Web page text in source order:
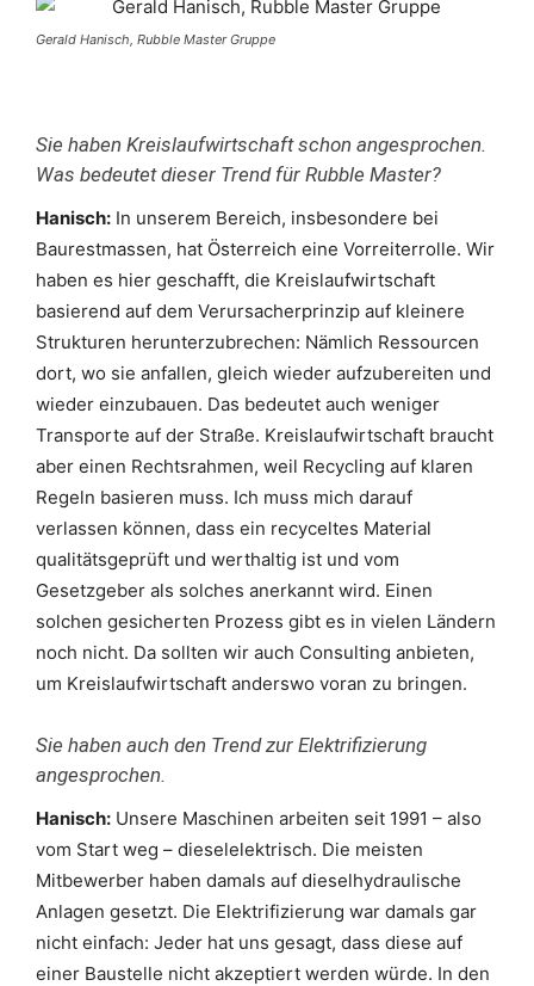
Gerald Hanisch, Rubble Master Gruppe
Sie haben Kreislaufwirtschaft schon angesprochen.
Was bedeutet dieser Trend für Rubble Master?
Hanisch: In unserem Bereich, insbesondere bei
Baurestmassen, hat Österreich eine Vorreiterrolle. Wir
haben es hier geschafft, die Kreislaufwirtschaft
basierend auf dem Verursacherprinzip auf kleinere
Strukturen herunterzubrechen: Nämlich Ressourcen
dort, wo sie anfallen, gleich wieder aufzubereiten und
wieder einzubauen. Das bedeutet auch weniger
Transporte auf der Straße. Kreislaufwirtschaft braucht
aber einen Rechtsrahmen, weil Recycling auf klaren
Regeln basieren muss. Ich muss mich darauf
verlassen können, dass ein recyceltes Material
qualitätsgeprüft und werthaltig ist und vom
Gesetzgeber als solches anerkannt wird. Einen
solchen gesicherten Prozess gibt es in vielen Ländern
noch nicht. Da sollten wir auch Consulting anbieten,
um Kreislaufwirtschaft anderswo voran zu bringen.
Sie haben auch den Trend zur Elektrifizierung
angesprochen.
Hanisch: Unsere Maschinen arbeiten seit 1991 – also
vom Start weg – dieselelektrisch. Die meisten
Mitbewerber haben damals auf dieselhydraulische
Anlagen gesetzt. Die Elektrifizierung war damals gar
nicht einfach: Jeder hat uns gesagt, dass diese auf
einer Baustelle nicht akzeptiert werden würde. In den